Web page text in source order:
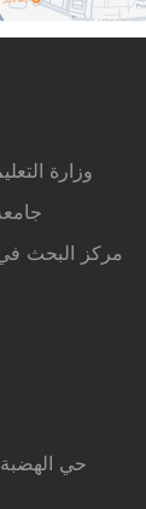
وزارة
مركز البحث في
حي